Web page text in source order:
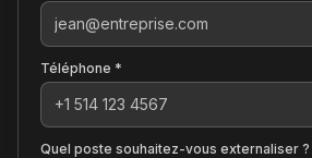
Téléphone *
Quel poste souhaitez-vous externaliser ?